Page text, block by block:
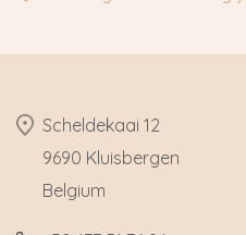
​Scheldekaai 12
9690 Kluisbergen
​Belgium